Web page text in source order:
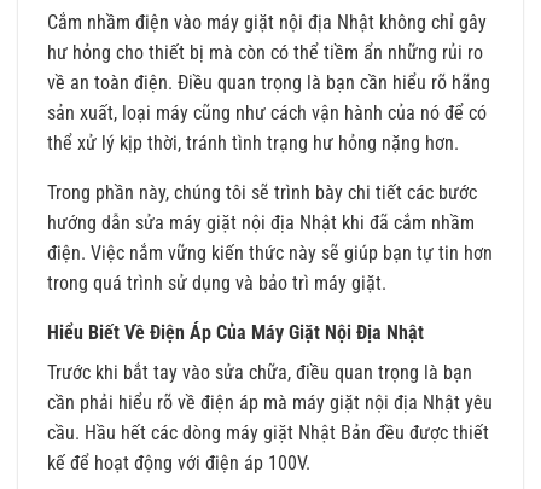
Cắm nhầm điện vào máy giặt nội địa Nhật không chỉ gây
hư hỏng cho thiết bị mà còn có thể tiềm ẩn những rủi ro
về an toàn điện. Điều quan trọng là bạn cần hiểu rõ hãng
sản xuất, loại máy cũng như cách vận hành của nó để có
thể xử lý kịp thời, tránh tình trạng hư hỏng nặng hơn.
Trong phần này, chúng tôi sẽ trình bày chi tiết các bước
hướng dẫn sửa máy giặt nội địa Nhật khi đã cắm nhầm
điện. Việc nắm vững kiến thức này sẽ giúp bạn tự tin hơn
trong quá trình sử dụng và bảo trì máy giặt.
Hiểu Biết Về Điện Áp Của Máy Giặt Nội Địa Nhật
Trước khi bắt tay vào sửa chữa, điều quan trọng là bạn
cần phải hiểu rõ về điện áp mà máy giặt nội địa Nhật yêu
cầu. Hầu hết các dòng máy giặt Nhật Bản đều được thiết
kế để hoạt động với điện áp 100V.